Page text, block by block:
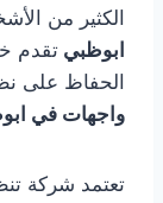
الكثير من
ابوظبي تقدم
الحفاظ على
واجهات في
تعتمد شركة